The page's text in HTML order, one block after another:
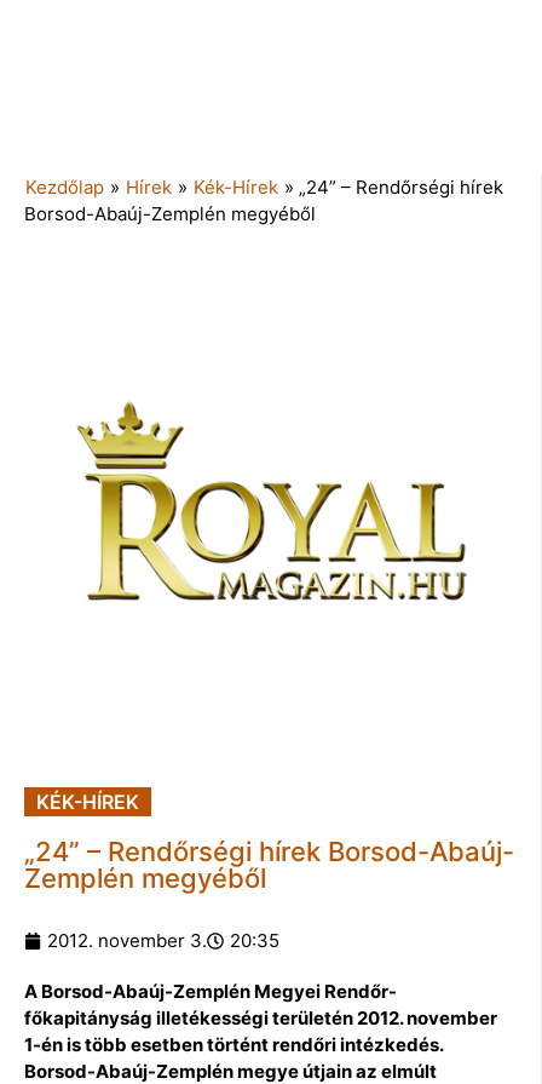
Kezdőlap » Hírek » Kék-Hírek » „24” – Rendőrségi hírek
Borsod-Abaúj-Zemplén megyéből
KÉK-HÍREK
„24” – Rendőrségi hírek Borsod-Abaúj-
Zemplén megyéből
2012. november 3. 20:35
A Borsod-Abaúj-Zemplén Megyei Rendőr-
főkapitányság illetékességi területén 2012. november
1-én is több esetben történt rendőri intézkedés.
Borsod-Abaúj-Zemplén megye útjain az elmúlt